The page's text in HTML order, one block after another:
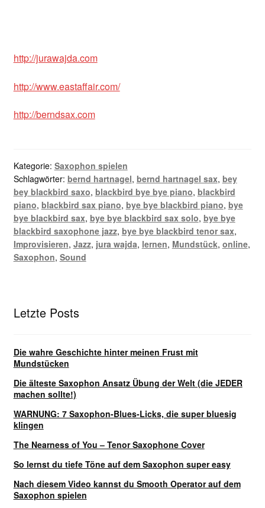
http://jurawajda.com
http://www.eastaffair.com/
http://berndsax.com
Kategorie: Saxophon spielen
Schlagwörter: bernd hartnagel, bernd hartnagel sax, bey
bey blackbird saxo, blackbird bye bye piano, blackbird
piano, blackbird sax piano, bye bye blackbird piano, bye
bye blackbird sax, bye bye blackbird sax solo, bye bye
blackbird saxophone jazz, bye bye blackbird tenor sax,
Improvisieren, Jazz, jura wajda, lernen, Mundstück, online,
Saxophon, Sound
Letzte Posts
Die wahre Geschichte hinter meinen Frust mit
Mundstücken
Die älteste Saxophon Ansatz Übung der Welt (die JEDER
machen sollte!)
WARNUNG: 7 Saxophon-Blues-Licks, die super bluesig
klingen
The Nearness of You – Tenor Saxophone Cover
So lernst du tiefe Töne auf dem Saxophon super easy
Nach diesem Video kannst du Smooth Operator auf dem
Saxophon spielen